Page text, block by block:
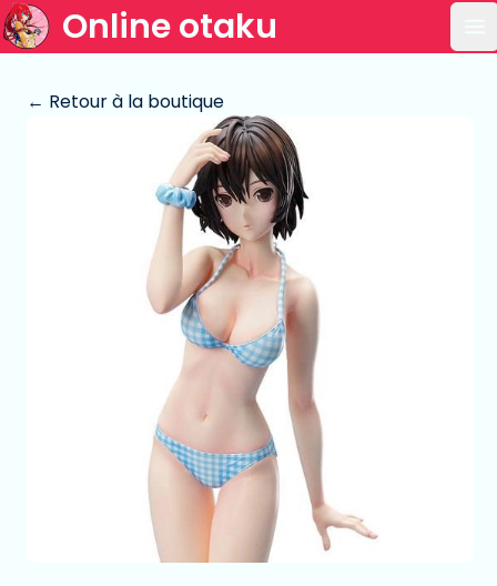
Online otaku
← Retour à la boutique